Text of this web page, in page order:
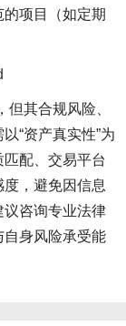
项目（如定期
其合规风险、
“资产真实性”为
配、交易平台
，避免因信息
咨询专业法律
身风险承受能